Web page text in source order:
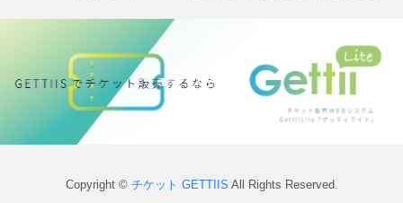
Copyright © チケット GETTIIS All Rights Reserved.